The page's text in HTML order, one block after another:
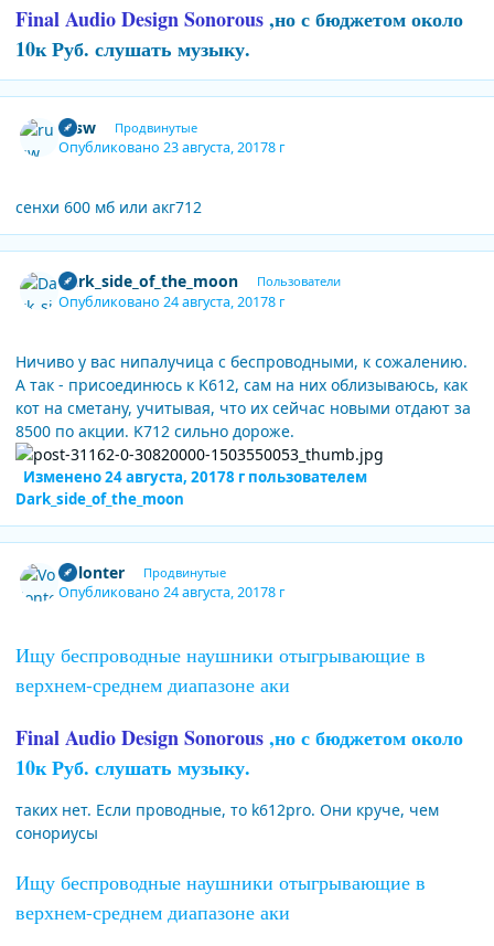
Final Audio Design Sonorous,но с бюджетом около
10к Руб. слушать музыку.
rusw Продвинутые
Опубликовано23 августа, 20178 г
сенхи 600 мб или акг712
Dark_side_of_the_moon Пользователи
Опубликовано24 августа, 20178 г
Ничиво у вас нипалучица с беспроводными, к сожалению.
А так - присоединюсь к K612, сам на них облизываюсь, как
кот на сметану, учитывая, что их сейчас новыми отдают за
8500 по акции. K712 сильно дороже.
Изменено24 августа, 20178 гпользователем
Dark_side_of_the_moon
Volonter Продвинутые
Опубликовано24 августа, 20178 г
Ищу беспроводные наушники отыгрывающие в
верхнем-среднем диапазоне аки
Final Audio Design Sonorous,но с бюджетом около
10к Руб. слушать музыку.
таких нет. Если проводные, то k612pro. Они круче, чем
сонориусы
Ищу беспроводные наушники отыгрывающие в
верхнем-среднем диапазоне аки